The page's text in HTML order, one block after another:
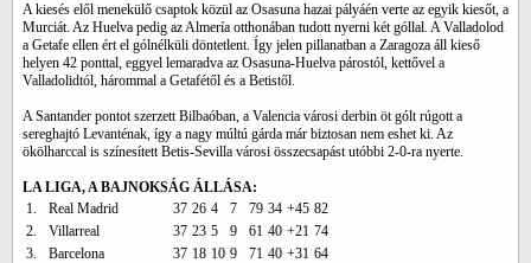
A kiesés elől menekülő csaptok közül az Osasuna hazai pályáén verte az egyik kiesőt, a
Murciát. Az Huelva pedig az Almería otthonában tudott nyerni két góllal. A Valladolod
a Getafe ellen ért el gólnélküli döntetlent. Így jelen pillanatban a Zaragoza áll kieső
helyen 42 ponttal, eggyel lemaradva az Osasuna-Huelva párostól, kettővel a
Valladolidtól, hárommal a Getafétől és a Betistől.
A Santander pontot szerzett Bilbaóban, a Valencia városi derbin öt gólt rúgott a
sereghajtó Levanténak, így a nagy múltú gárda már biztosan nem eshet ki. Az
ökölharccal is színesített Betis-Sevilla városi összecsapást utóbbi 2-0-ra nyerte.
LA LIGA, A BAJNOKSÁG ÁLLÁSA:
1.
Real Madrid 37 26 4 7 79 34 +45 82
2.
Villarreal 37 23 5 9 61 40 +21 74
3.
Barcelona 37 18 10 9 71 40 +31 64